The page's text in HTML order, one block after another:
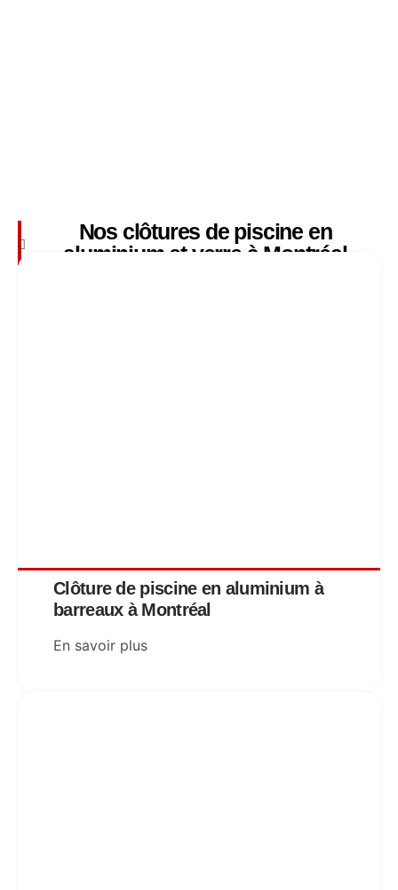
Nos clôtures de piscine en
aluminium et verre à Montréal
Clôture de piscine en aluminium à
barreaux à Montréal
En savoir plus